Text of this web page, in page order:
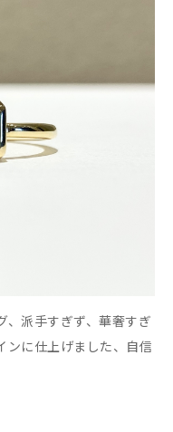
、派手すぎず、華奢すぎ
ンに仕上げました、自信